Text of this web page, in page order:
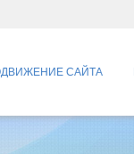
САЙТА